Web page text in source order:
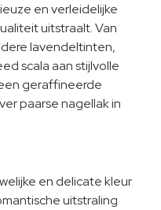
en verleidelijke
uitstraalt. Van
lavendeltinten,
scala aan stijlvolle
geraffineerde
paarse nagellak in
en delicate kleur
uitstraling